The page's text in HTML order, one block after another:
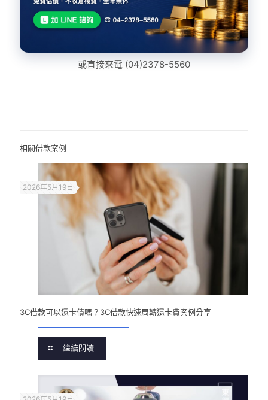
或直接來電 (04)2378-5560
相關借款案例
2026年5月19日
3C借款可以還卡債嗎？3C借款快速周轉還卡費案例分享
繼續閱讀